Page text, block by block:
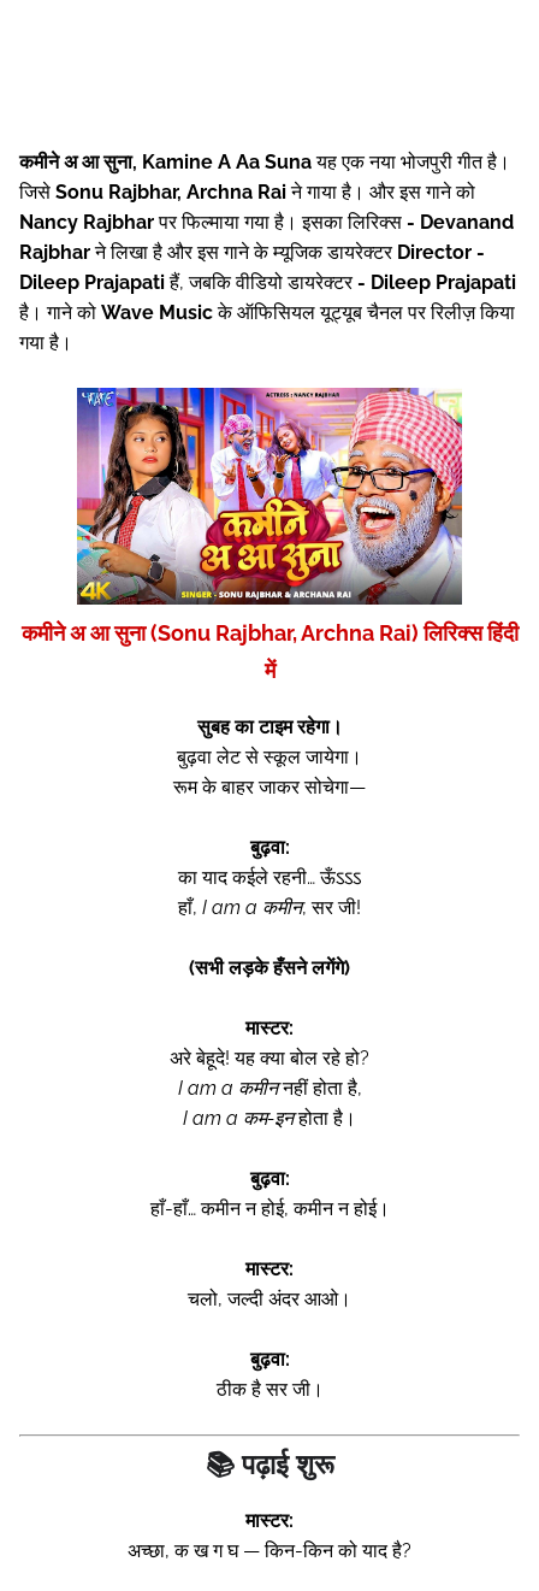
कमीने अ आ सुना, Kamine A Aa Sunaयह एक नया भोजपुरी गीत है।
जिसे Sonu Rajbhar, Archna Raiने गाया है। और इस गाने को
Nancy Rajbharपर फिल्माया गया है। इसका लिरिक्स - Devanand
Rajbharने लिखा है और इस गाने के म्यूजिक डायरेक्टर Director -
Dileep Prajapatiहैं, जबकि वीडियो डायरेक्टर - Dileep Prajapati
है। गाने को Wave Musicके ऑफिसियल यूट्यूब चैनल पर रिलीज़ किया
गया है।
कमीने अ आ सुना (Sonu Rajbhar, Archna Rai) लिरिक्स हिंदी
में
सुबह का टाइम रहेगा।
बुढ़वा लेट से स्कूल जायेगा।
रूम के बाहर जाकर सोचेगा—
बुढ़वा:
का याद कईले रहनी… ऊँऽऽऽ
हाँ, I am a कमीन, सर जी!
(सभी लड़के हँसने लगेंगे)
मास्टर:
अरे बेहूदे! यह क्या बोल रहे हो?
I am a कमीननहीं होता है,
I am a कम-इनहोता है।
बुढ़वा:
हाँ-हाँ… कमीन न होई, कमीन न होई।
मास्टर:
चलो, जल्दी अंदर आओ।
बुढ़वा:
ठीक है सर जी।
📚 पढ़ाई शुरू
मास्टर:
अच्छा, क ख ग घ — किन-किन को याद है?